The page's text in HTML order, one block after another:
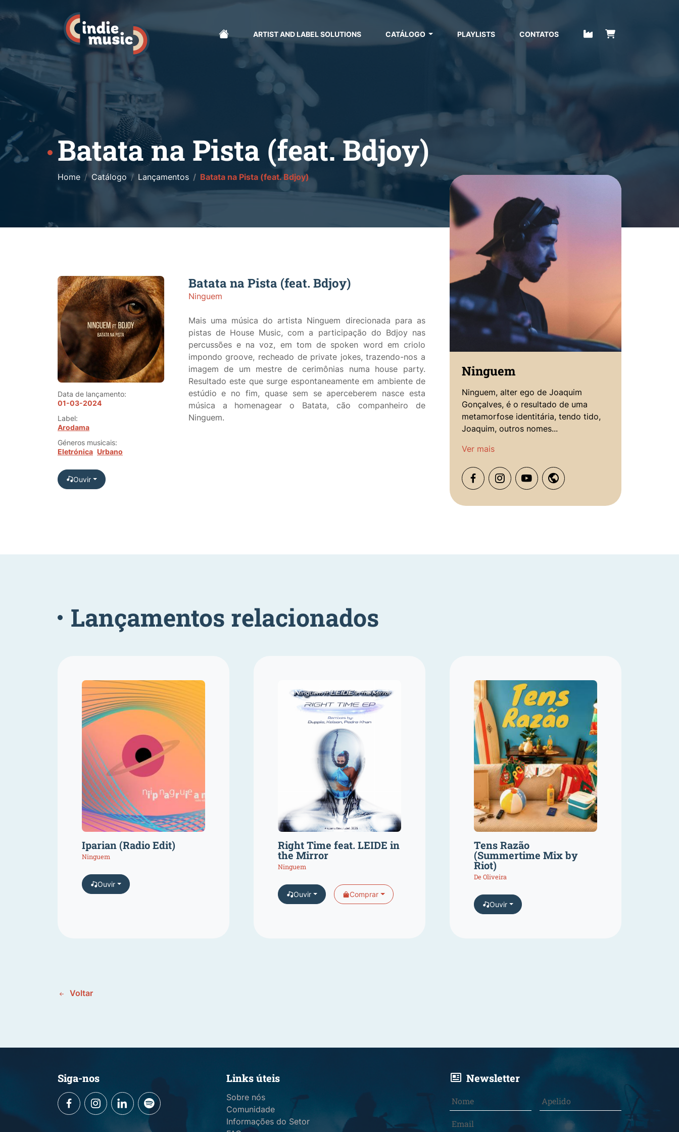
ARTIST AND LABEL SOLUTIONS CATÁLOGO PLAYLISTS CONTATOS
Batata na Pista (feat. Bdjoy)
Home Catálogo Lançamentos Batata na Pista (feat. Bdjoy)
Data de lançamento:
01-03-2024
Label:
Arodama
Géneros musicais:
Eletrónica Urbano
Ouvir
Batata na Pista (feat. Bdjoy)
Ninguem
Mais uma música do artista Ninguem direcionada para as
pistas de House Music, com a participação do Bdjoy nas
percussões e na voz, em tom de spoken word em criolo
impondo groove, recheado de private jokes, trazendo-nos a
imagem de um mestre de cerimônias numa house party.
Resultado este que surge espontaneamente em ambiente de
estúdio e no fim, quase sem se aperceberem nasce esta
música a homenagear o Batata, cão companheiro de
Ninguem.
Ninguem
Ninguem, alter ego de Joaquim
Gonçalves, é o resultado de uma
metamorfose identitária, tendo tido,
Joaquim, outros nomes...
Ver mais
Lançamentos relacionados
Iparian (Radio Edit)
Ninguem
Ouvir
Right Time feat. LEIDE in
the Mirror
Ninguem
Ouvir Comprar
Tens Razão
(Summertime Mix by
Riot)
De Oliveira
Ouvir
Voltar
Siga-nos Links úteis
Sobre nós
Comunidade
Informações do Setor
Newsletter